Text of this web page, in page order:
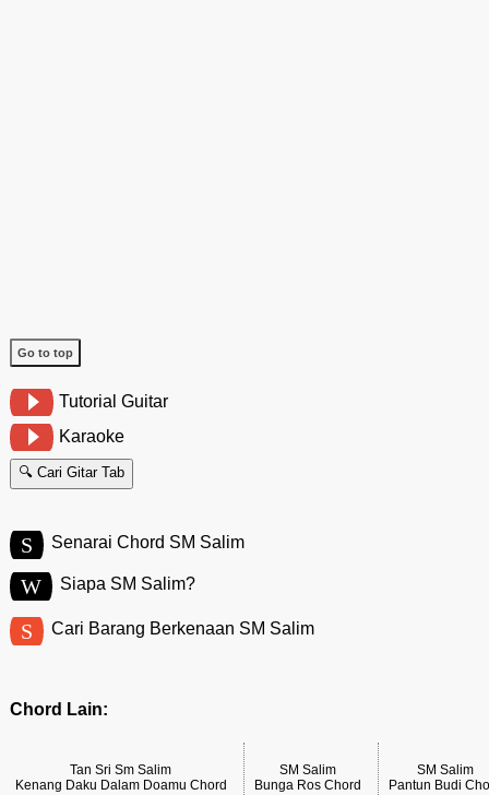
Go to top
Tutorial Guitar
Karaoke
🔍 Cari Gitar Tab
S Senarai Chord SM Salim
W Siapa SM Salim?
S Cari Barang Berkenaan SM Salim
Chord Lain:
Tan Sri Sm Salim
Kenang Daku Dalam Doamu Chord
SM Salim
Bunga Ros Chord
SM Salim
Pantun Budi